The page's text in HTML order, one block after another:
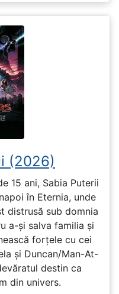
(2026)
15 ani, Sabia Puterii
în Eternia, unde
distrusă sub domnia
a-și salva familia și
forțele cu cei
și Duncan/Man-At-
destin ca
din univers.